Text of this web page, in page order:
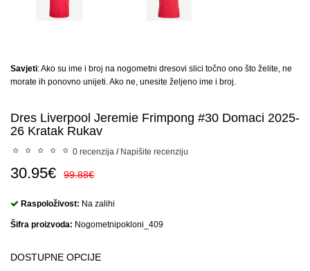
Savjeti: Ako su ime i broj na nogometni dresovi slici točno ono što želite, ne
morate ih ponovno unijeti. Ako ne, unesite željeno ime i broj.
Dres Liverpool Jeremie Frimpong #30 Domaci 2025-
26 Kratak Rukav
0 recenzija / Napišite recenziju
30.95€ 99.88€
Raspoloživost: Na zalihi
Šifra proizvoda: Nogometnipokloni_409
DOSTUPNE OPCIJE